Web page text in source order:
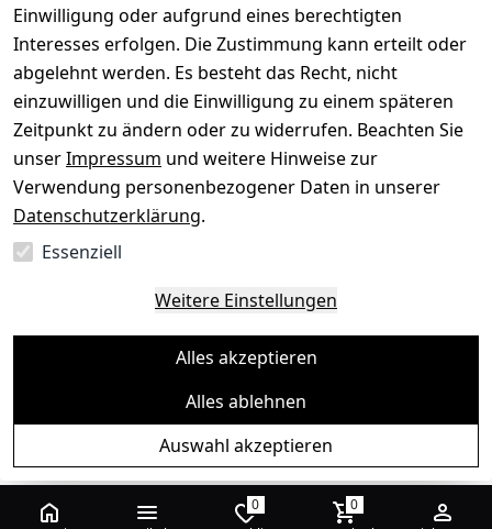
0
0
Einwilligung oder aufgrund eines berechtigten
Interesses erfolgen. Die Zustimmung kann erteilt oder
abgelehnt werden. Es besteht das Recht, nicht
einzuwilligen und die Einwilligung zu einem späteren
Zeitpunkt zu ändern oder zu widerrufen. Beachten Sie
unserImpressum und weitere Hinweise zur
Verwendung personenbezogener Daten in unserer
Datenschutzerklärung.
Essenziell
Weitere Einstellungen
Alles akzeptieren
Alles ablehnen
Auswahl akzeptieren
Sichere Zahlungsarten
SEPA Bank
Sicherheit
Deine Daten. Sicher. Vertraulich.
Ein Baum pro Bestellung